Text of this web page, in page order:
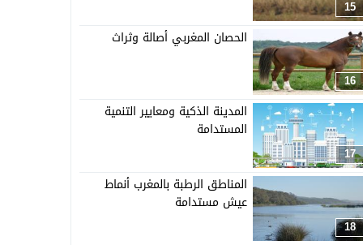
15
16
الحصان المغربي أصالة وثراث
17
المدينة الذكية ومعايير التنمية
المستدامة
18
المناطق الرطبة بالمغرب أنماط
عيش مستدامة